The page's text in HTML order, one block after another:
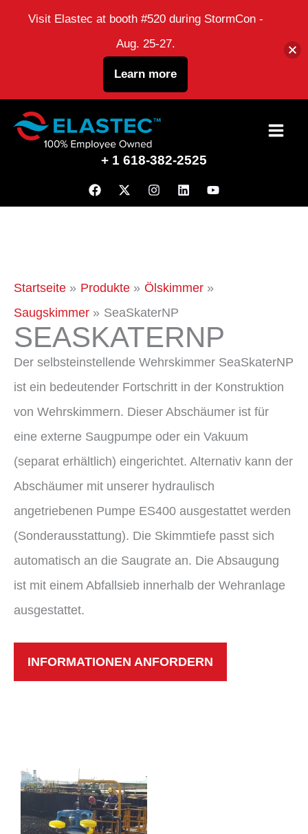
Zum
Inhalt
+ 1 618-382-2525
Startseite Produkte
Ölskimmer
Saugskimmer
SeaSkaterNP
SEASKATERNP
Der selbsteinstellende Wehrskimmer SeaSkaterNP
ist ein bedeutender Fortschritt in der Konstruktion
von Wehrskimmern. Dieser Abschäumer ist für
eine externe Saugpumpe oder ein Vakuum
(separat erhältlich) eingerichtet. Alternativ kann der
Abschäumer mit unserer hydraulisch
angetriebenen Pumpe ES400 ausgestattet werden
(Sonderausstattung). Die Skimmtiefe passt sich
automatisch an die Saugrate an. Die Absaugung
ist mit einem Abfallsieb innerhalb der Wehranlage
ausgestattet.
INFORMATIONEN ANFORDERN
Visit Elastec at booth #520 during StormCon -
Aug. 25-27.
Learn more